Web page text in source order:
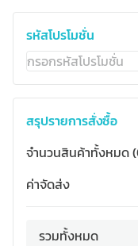
รหัสโปรโมชั่น
สรุปรายการสั่งซื้อ
จำนวนสินค้าทั้งหมด(
ค่าจัดส่ง
รวมทั้งหมด